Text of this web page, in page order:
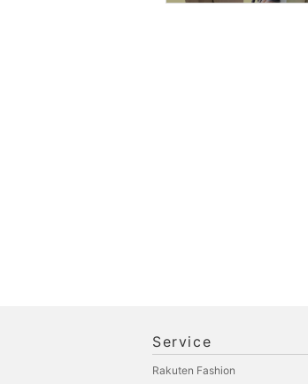
Service
Rakuten Fashion